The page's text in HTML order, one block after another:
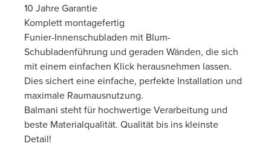
10 Jahre Garantie
Komplett montagefertig
Funier-Innenschubladen mit Blum-
Schubladenführung und geraden Wänden, die sich
mit einem einfachen Klick herausnehmen lassen.
Dies sichert eine einfache, perfekte Installation und
maximale Raumausnutzung.
Balmani steht für hochwertige Verarbeitung und
beste Materialqualität. Qualität bis ins kleinste
Detail!